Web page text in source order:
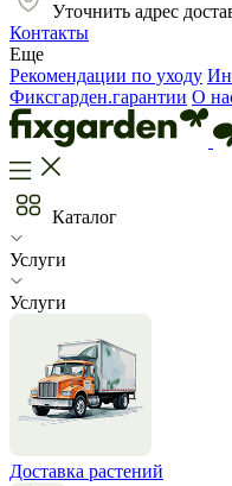
Уточнить адрес
Контакты
Еще
Рекомендации по уходу
Фиксгарден.гарантии О
Каталог
Услуги
Услуги
Доставка растений